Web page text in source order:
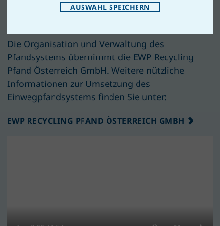
aktiv eine umweltfreundlichere Zukunft in
Die Organisation und Verwaltung des
Pfandsystems übernimmt die EWP Recycling
Pfand Österreich GmbH. Weitere nützliche
Informationen zur Umsetzung des
Einwegpfandsystems finden Sie unter:
EWP RECYCLING PFAND ÖSTERREICH GMBH
AUSWAHL SPEICHERN